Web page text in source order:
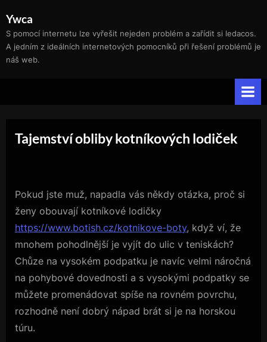
content
Ywca
S pomocí internetu lze vyřešit nejeden problém a zařídit si ledacos.
A jedním z ideálních internetových pomocníků při řešení problémů je
náš web.
Tajemství obliby kotníkových lodiček
Pokud jste muž, napadla vás někdy otázka, proč si
ženy obouvají kotníkové lodičky
https://www.botish.cz/kotnikove-boty, když ví, že
mnohem pohodlnější je vyjít do ulic v teniskách?
Chůze na vysokém podpatku je navíc velmi náročná
na pohybové dovednosti a s vysokými podpatky se
můžete promenádovat spíše na rovném povrchu,
rozhodně není dobrý nápad brát si je na horskou
túru.